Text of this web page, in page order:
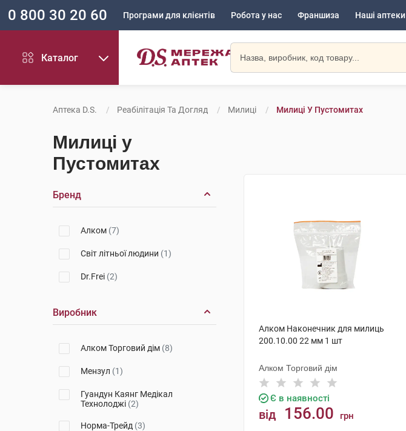
0 800 30 20 60 Програми для клієнтів Робота у нас Франшиза Наші аптеки
Каталог
Аптека D.S. Реабілітація Та Догляд Милиці Милиці У Пустомитах
Милиці у
Пустомитах
Бренд
Алком (7)
Світ літньої людини (1)
Dr.Frei (2)
Виробник
Алком Торговий дім (8)
Мензул (1)
Гуандун Каянг Медікал
Технолоджі (2)
Норма-Трейд (3)
Алком Наконечник для милиць
200.10.00 22 мм 1 шт
Алком Торговий дім
Є в наявності
від 156.00 грн